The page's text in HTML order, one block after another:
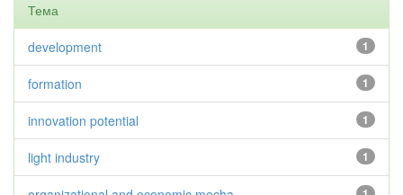
Тема
1
development
1
formation
1
innovation potential
1
light industry